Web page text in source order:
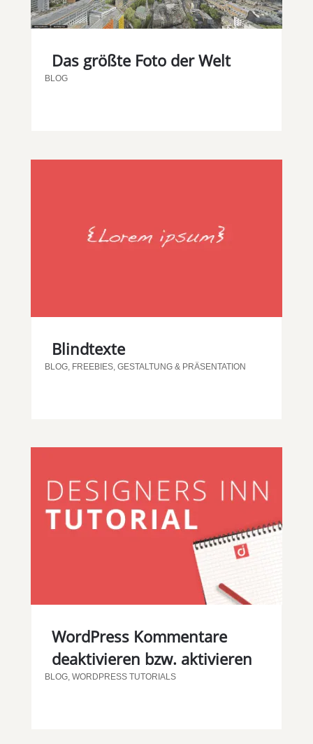
Das größte Foto der Welt
BLOG
Blindtexte
BLOG, FREEBIES, GESTALTUNG & PRÄSENTATION
WordPress Kommentare
deaktivieren bzw. aktivieren
BLOG, WORDPRESS TUTORIALS